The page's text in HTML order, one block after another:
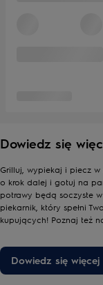
Dowiedz się
Grilluj, wypiekaj i piecz
o krok dalej i gotuj na
potrawy będą soczyste
piekarnik, który spełni
kupujących! Poznaj też
Dowiedz się więcej